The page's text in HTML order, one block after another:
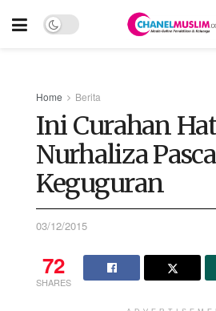
Home Berita
Ini Curahan
Nurhaliza Pasca
Keguguran
03/12/2015
72
SHARES